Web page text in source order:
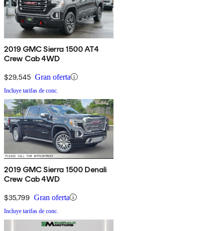
2019 GMC Sierra 1500 AT4
Crew Cab 4WD
$29,545 Gran oferta
Incluye tarifas de conc.
2019 GMC Sierra 1500 Denali
Crew Cab 4WD
$35,799 Gran oferta
Incluye tarifas de conc.